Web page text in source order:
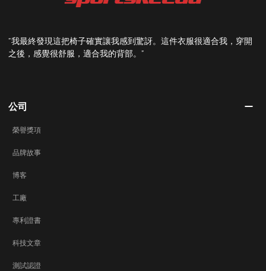
“我最終發現這把椅子確實讓我感到驚訝。這件衣服很適合我，穿開
之後，感覺很舒服，適合我的背部。”
公司
榮譽獎項
品牌故事
博客
工廠
專利證書
科技文章
測試認證